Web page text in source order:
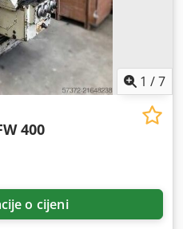
1 /7
400
o cijeni